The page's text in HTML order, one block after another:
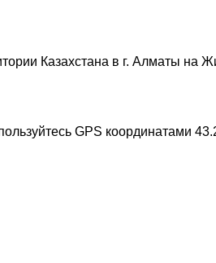
Казахстана в г. Алматы на
GPS координатами